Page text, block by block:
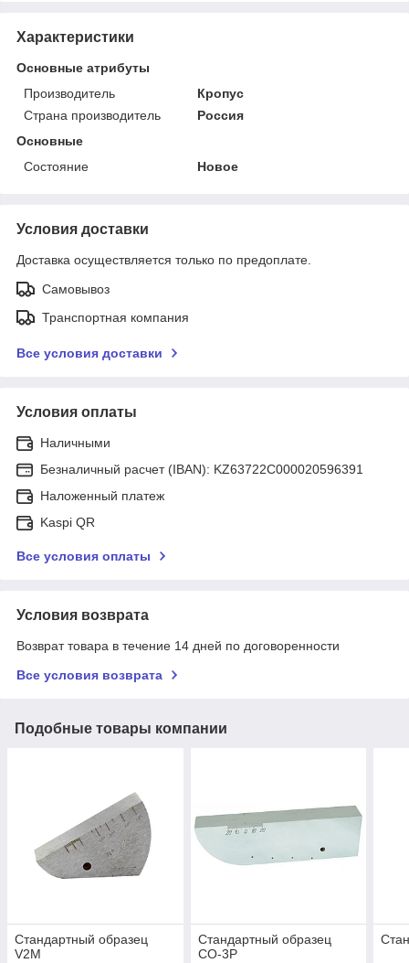
Характеристики
Основные атрибуты
Производитель
Кропус
Страна производитель
Россия
Основные
Состояние
Новое
Условия доставки
Доставка осуществляется только по предоплате.
Самовывоз
Транспортная компания
Все условия доставки
Условия оплаты
Наличными
Безналичный расчет (IBAN): KZ63722C000020596391
Наложенный платеж
Kaspi QR
Все условия оплаты
Условия возврата
Возврат товара в течение 14 дней по договоренности
Все условия возврата
Подобные товары компании
Стандартный образец
V2M
Стандартный образец
СО-3Р